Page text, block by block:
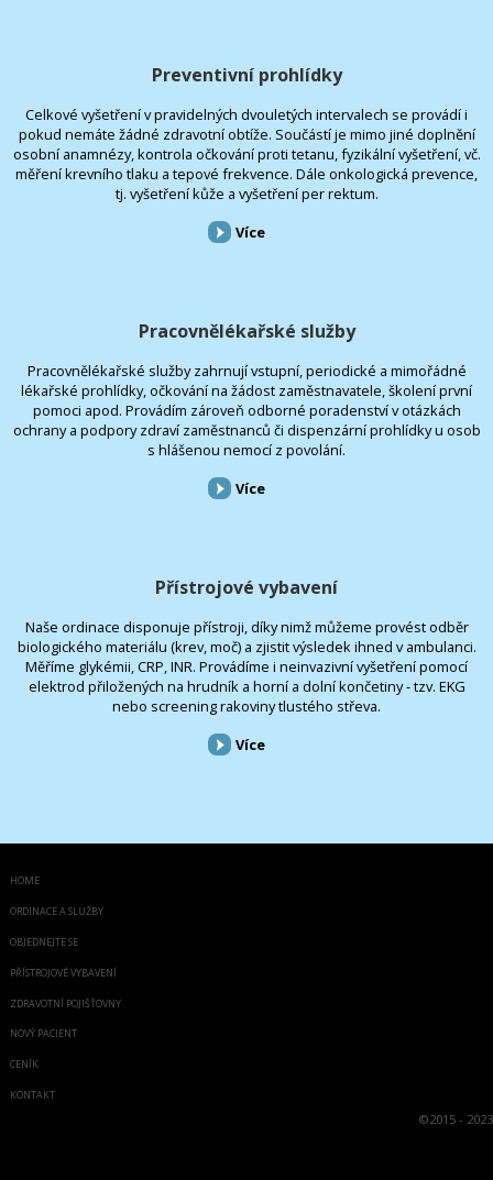
Preventivní prohlídky
Celkové vyšetření v pravidelných dvouletých intervalech se provádí i
pokud nemáte žádné zdravotní obtíže. Součástí je mimo jiné doplnění
osobní anamnézy, kontrola očkování proti tetanu, fyzikální vyšetření, vč.
měření krevního tlaku a tepové frekvence. Dále onkologická prevence,
tj. vyšetření kůže a vyšetření per rektum.
Více
Pracovnělékařské služby
Pracovnělékařské služby zahrnují vstupní, periodické a mimořádné
lékařské prohlídky, očkování na žádost zaměstnavatele, školení první
pomoci apod. Provádím zároveň odborné poradenství v otázkách
ochrany a podpory zdraví zaměstnanců či dispenzární prohlídky u osob
s hlášenou nemocí z povolání.
Více
Přístrojové vybavení
Naše ordinace disponuje přístroji, díky nimž můžeme provést odběr
biologického materiálu (krev, moč) a zjistit výsledek ihned v ambulanci.
Měříme glykémii, CRP, INR. Provádíme i neinvazivní vyšetření pomocí
elektrod přiložených na hrudník a horní a dolní končetiny - tzv. EKG
nebo screening rakoviny tlustého střeva.
Více
HOME
ORDINACE A SLUŽBY
OBJEDNEJTE SE
PŘÍSTROJOVÉ VYBAVENÍ
ZDRAVOTNÍ POJIŠŤOVNY
NOVÝ PACIENT
CENÍK
KONTAKT
©2015 - 2023